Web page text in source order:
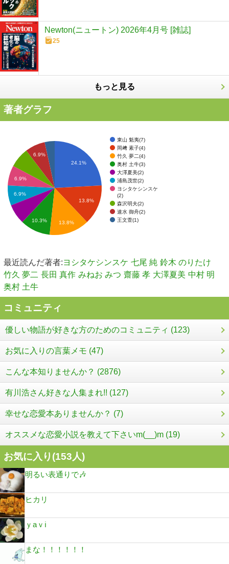
Newton(ニュートン) 2026年4月号 [雑誌]
25
もっと見る
著者グラフ
東山 魁夷(7)
岡﨑 素子(4)
竹久 夢二(4)
奥村 土牛(3)
大澤夏美(2)
浦島茂世(2)
ヨシタケシンスケ
(2)
森沢明夫(2)
速水 御舟(2)
王文萱(1)
24.1%
13.8%
6.9%
6.9%
6.9%
10.3% 13.8%
最近読んだ著者:ヨシタケシンスケ 七尾 純 鈴木 のりたけ
竹久 夢二 長田 真作 みねお みつ 齋藤 孝 大澤夏美 中村 明
奥村 土牛
コミュニティ
優しい物語が好きな方のためのコミュニティ (123)
お気に入りの言葉メモ (47)
こんな本知りませんか？ (2876)
有川浩さん好きな人集まれ!! (127)
幸せな恋愛本ありませんか？ (7)
オススメな恋愛小説を教えて下さいm(__)m (19)
お気に入り(153人)
明るい表通りで🎶
ヒカリ
ｙaｖℹ︎
まな！！！！！！